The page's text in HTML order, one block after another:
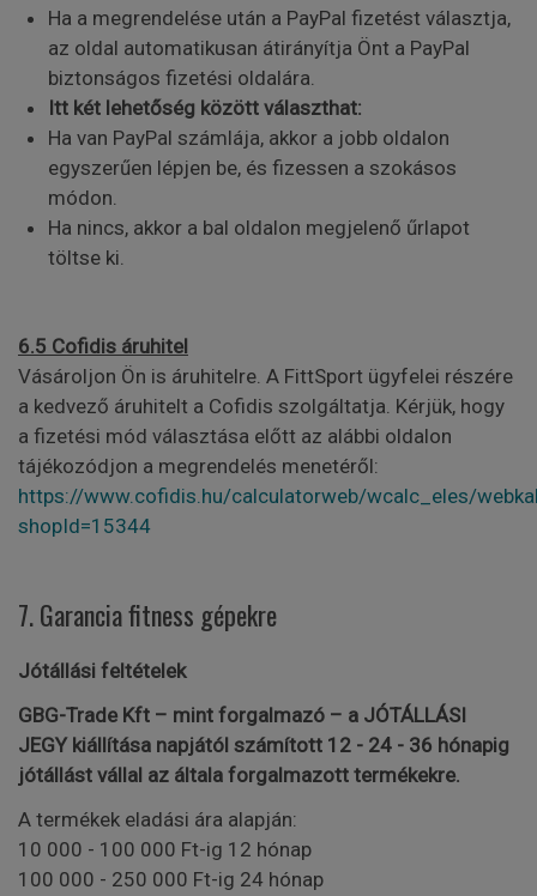
Ha a megrendelése után a PayPal fizetést választja,
az oldal automatikusan átirányítja Önt a PayPal
biztonságos fizetési oldalára.
Itt két lehetőség között választhat:
Ha van PayPal számlája, akkor a jobb oldalon
egyszerűen lépjen be, és fizessen a szokásos
módon.
Ha nincs, akkor a bal oldalon megjelenő űrlapot
töltse ki.
6.5 Cofidis áruhitel
Vásároljon Ön is áruhitelre. A FittSport ügyfelei részére
a kedvező áruhitelt a Cofidis szolgáltatja. Kérjük, hogy
a fizetési mód választása előtt az alábbi oldalon
tájékozódjon a megrendelés menetéről:
https://www.cofidis.hu/calculatorweb/wcalc_eles/
shopId=15344
7. Garancia fitness gépekre
Jótállási feltételek
GBG-Trade Kft – mint forgalmazó – a JÓTÁLLÁSI
JEGY kiállítása napjától számított 12 - 24 - 36 hónapig
jótállást vállal az általa forgalmazott termékekre.
A termékek eladási ára alapján:
10 000 - 100 000 Ft-ig 12 hónap
100 000 - 250 000 Ft-ig 24 hónap